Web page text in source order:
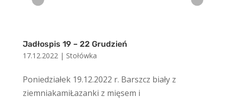
Jadłospis 19 – 22 Grudzień
17.12.2022 | Stołówka
Poniedziałek 19.12.2022 r. Barszcz biały z
ziemniakamiŁazanki z mięsem i